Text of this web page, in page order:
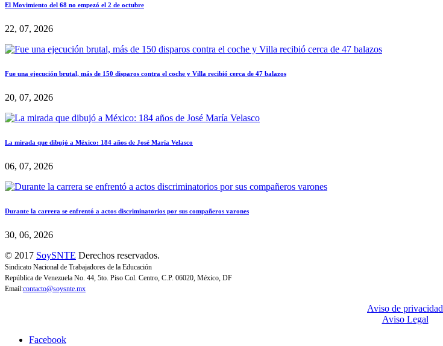
El Movimiento del 68 no empezó el 2 de octubre
22, 07, 2026
Fue una ejecución brutal, más de 150 disparos contra el coche y Villa recibió cerca de 47 balazos
20, 07, 2026
La mirada que dibujó a México: 184 años de José María Velasco
06, 07, 2026
Durante la carrera se enfrentó a actos discriminatorios por sus compañeros varones
30, 06, 2026
© 2017 SoySNTE Derechos reservados.
Sindicato Nacional de Trabajadores de la Educación
República de Venezuela No. 44, 5to. Piso Col. Centro, C.P. 06020, México, DF
Email:contacto@soysnte.mx
Aviso de privacidad
Aviso Legal
Facebook